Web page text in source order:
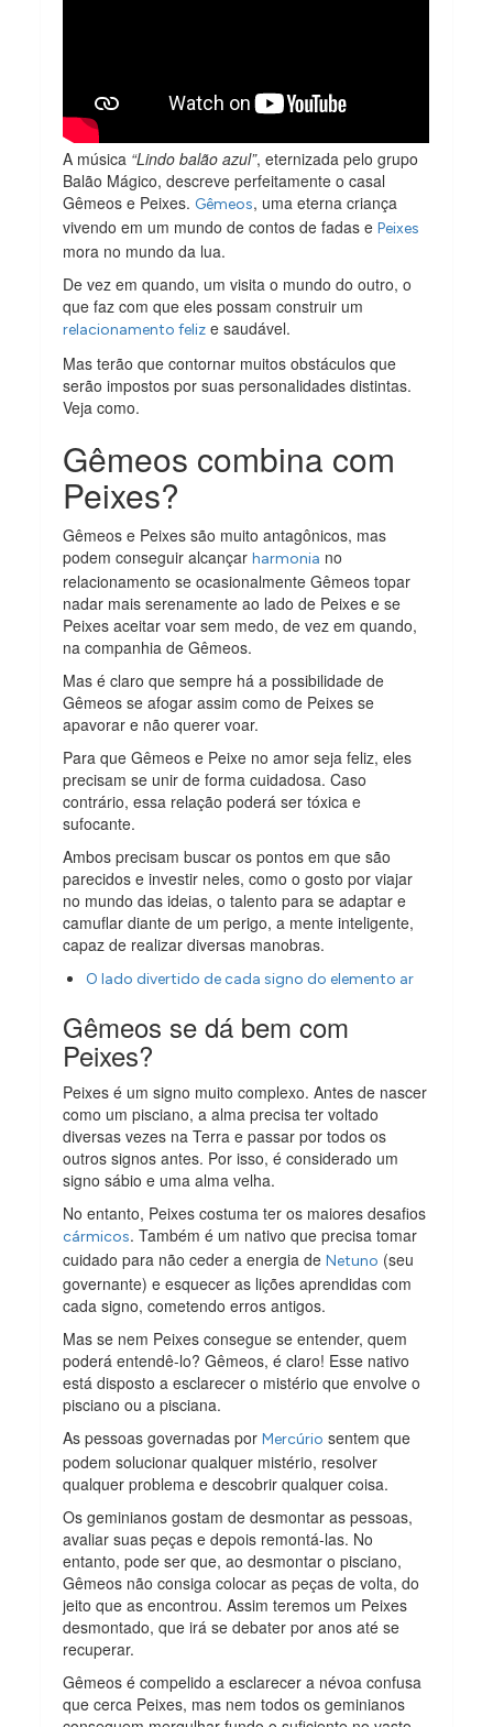
A música “Lindo balão azul”, eternizada pelo grupo
Balão Mágico, descreve perfeitamente o casal
Gêmeos e Peixes. Gêmeos, uma eterna criança
vivendo em um mundo de contos de fadas ePeixes
mora no mundo da lua.
De vez em quando, um visita o mundo do outro, o
que faz com que eles possam construir um
relacionamento feliz e saudável.
Mas terão que contornar muitos obstáculos que
serão impostos por suas personalidades distintas.
Veja como.
Gêmeos combina com
Peixes?
Gêmeos e Peixes são muito antagônicos, mas
podem conseguir alcançarharmonia no
relacionamento se ocasionalmente Gêmeos topar
nadar mais serenamente ao lado de Peixes e se
Peixes aceitar voar sem medo, de vez em quando,
na companhia de Gêmeos.
Mas é claro que sempre há a possibilidade de
Gêmeos se afogar assim como de Peixes se
apavorar e não querer voar.
Para que Gêmeos e Peixe no amor seja feliz, eles
precisam se unir de forma cuidadosa. Caso
contrário, essa relação poderá ser tóxica e
sufocante.
Ambos precisam buscar os pontos em que são
parecidos e investir neles, como o gosto por viajar
no mundo das ideias, o talento para se adaptar e
camuflar diante de um perigo, a mente inteligente,
capaz de realizar diversas manobras.
O lado divertido de cada signo do elemento ar
Gêmeos se dá bem com
Peixes?
Peixes é um signo muito complexo. Antes de nascer
como um pisciano, a alma precisa ter voltado
diversas vezes na Terra e passar por todos os
outros signos antes. Por isso, é considerado um
signo sábio e uma alma velha.
No entanto, Peixes costuma ter os maiores desafios
cármicos. Também é um nativo que precisa tomar
cuidado para não ceder a energia deNetuno (seu
governante) e esquecer as lições aprendidas com
cada signo, cometendo erros antigos.
Mas se nem Peixes consegue se entender, quem
poderá entendê-lo? Gêmeos, é claro! Esse nativo
está disposto a esclarecer o mistério que envolve o
pisciano ou a pisciana.
As pessoas governadas porMercúrio sentem que
podem solucionar qualquer mistério, resolver
qualquer problema e descobrir qualquer coisa.
Os geminianos gostam de desmontar as pessoas,
avaliar suas peças e depois remontá-las. No
entanto, pode ser que, ao desmontar o pisciano,
Gêmeos não consiga colocar as peças de volta, do
jeito que as encontrou. Assim teremos um Peixes
desmontado, que irá se debater por anos até se
recuperar.
Gêmeos é compelido a esclarecer a névoa confusa
que cerca Peixes, mas nem todos os geminianos